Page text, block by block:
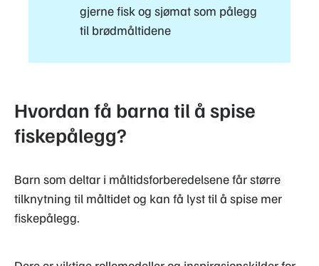
gjerne fisk og sjømat som pålegg
til brødmåltidene
Hvordan få barna til å spise
fiskepålegg?
Barn som deltar i måltidsforberedelsene får større
tilknytning til måltidet og kan få lyst til å spise mer
fiskepålegg.